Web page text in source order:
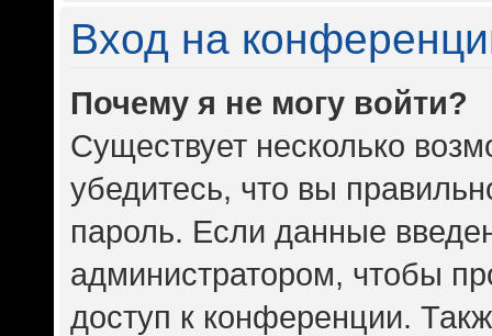
Вход на
Почему я не могу войти?
Существует несколько
убедитесь, что вы
пароль. Если данные
администратором, чтобы
доступ к конференции.